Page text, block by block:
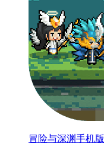
冒险与深渊手机版